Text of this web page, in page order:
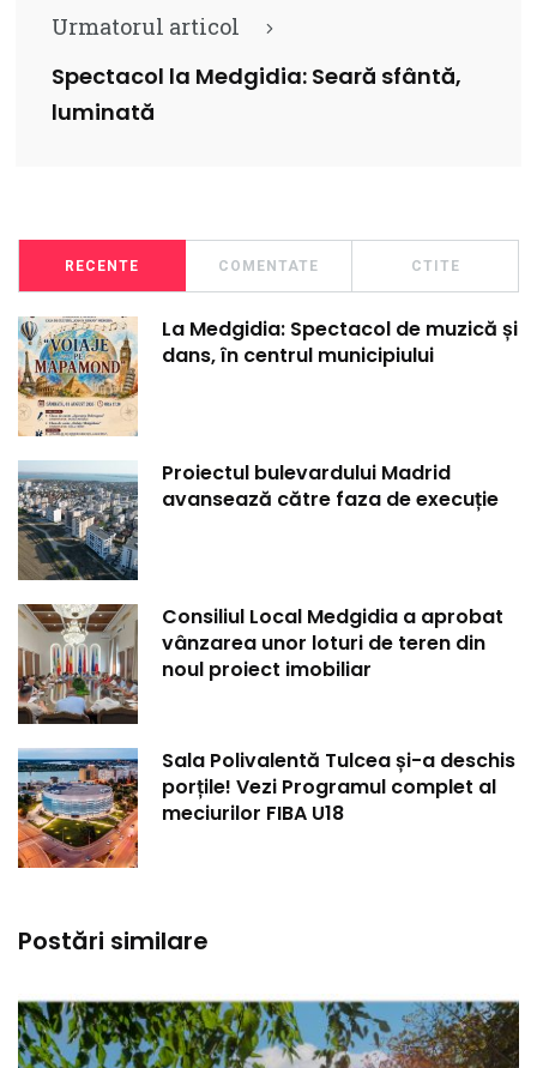
Urmatorul articol
Spectacol la Medgidia: Seară sfântă,
luminată
RECENTE COMENTATE CTITE
La Medgidia: Spectacol de muzică și
dans, în centrul municipiului
Proiectul bulevardului Madrid
avansează către faza de execuție
Consiliul Local Medgidia a aprobat
vânzarea unor loturi de teren din
noul proiect imobiliar
Sala Polivalentă Tulcea și-a deschis
porțile! Vezi Programul complet al
meciurilor FIBA U18
Postări similare